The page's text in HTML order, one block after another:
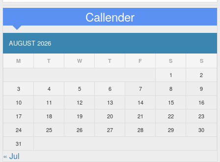
Callender
AUGUST 2026
M T W T F S S
1
2
3
4 5 6 7 8
9
10
11 12 13 14 15
16
17
18 19 20 21 22
23
24
25 26 27 28 29
30
31
« Jul